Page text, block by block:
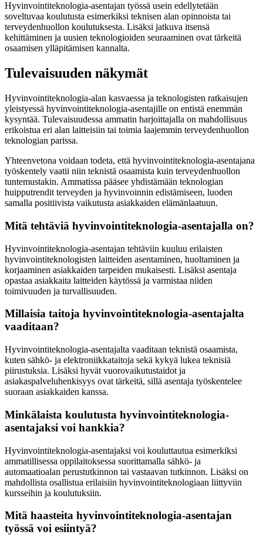
Hyvinvointiteknologia-asentajan työssä usein edellytetään
soveltuvaa koulutusta esimerkiksi teknisen alan opinnoista tai
terveydenhuollon koulutuksesta. Lisäksi jatkuva itsensä
kehittäminen ja uusien teknologioiden seuraaminen ovat tärkeitä
osaamisen ylläpitämisen kannalta.
Tulevaisuuden näkymät
Hyvinvointiteknologia-alan kasvaessa ja teknologisten ratkaisujen
yleistyessä hyvinvointiteknologia-asentajille on entistä enemmän
kysyntää. Tulevaisuudessa ammatin harjoittajalla on mahdollisuus
erikoistua eri alan laitteisiin tai toimia laajemmin terveydenhuollon
teknologian parissa.
Yhteenvetona voidaan todeta, että hyvinvointiteknologia-asentajana
työskentely vaatii niin teknistä osaamista kuin terveydenhuollon
tuntemustakin. Ammatissa pääsee yhdistämään teknologian
huipputrendit terveyden ja hyvinvoinnin edistämiseen, luoden
samalla positiivista vaikutusta asiakkaiden elämänlaatuun.
Mitä tehtäviä hyvinvointiteknologia-asentajalla on?
Hyvinvointiteknologia-asentajan tehtäviin kuuluu erilaisten
hyvinvointiteknologisten laitteiden asentaminen, huoltaminen ja
korjaaminen asiakkaiden tarpeiden mukaisesti. Lisäksi asentaja
opastaa asiakkaita laitteiden käytössä ja varmistaa niiden
toimivuuden ja turvallisuuden.
Millaisia taitoja hyvinvointiteknologia-asentajalta
vaaditaan?
Hyvinvointiteknologia-asentajalta vaaditaan teknistä osaamista,
kuten sähkö- ja elektroniikkataitoja sekä kykyä lukea teknisiä
piirustuksia. Lisäksi hyvät vuorovaikutustaidot ja
asiakaspalveluhenkisyys ovat tärkeitä, sillä asentaja työskentelee
suoraan asiakkaiden kanssa.
Minkälaista koulutusta hyvinvointiteknologia-
asentajaksi voi hankkia?
Hyvinvointiteknologia-asentajaksi voi kouluttautua esimerkiksi
ammatillisessa oppilaitoksessa suorittamalla sähkö- ja
automaatioalan perustutkinnon tai vastaavan tutkinnon. Lisäksi on
mahdollista osallistua erilaisiin hyvinvointiteknologiaan liittyviin
kursseihin ja koulutuksiin.
Mitä haasteita hyvinvointiteknologia-asentajan
työssä voi esiintyä?